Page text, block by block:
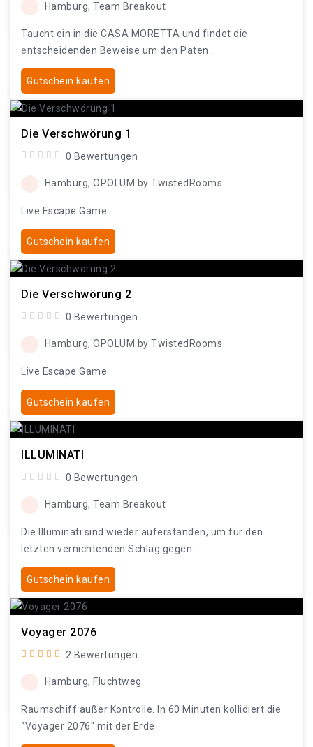
Hamburg, Team Breakout
Taucht ein in die CASA MORETTA und findet die
entscheidenden Beweise um den Paten…
Gutschein kaufen
Die Verschwörung 1
0 Bewertungen
Hamburg, OPOLUM by TwistedRooms
Live Escape Game
Gutschein kaufen
Die Verschwörung 2
0 Bewertungen
Hamburg, OPOLUM by TwistedRooms
Live Escape Game
Gutschein kaufen
ILLUMINATI
0 Bewertungen
Hamburg, Team Breakout
Die Illuminati sind wieder auferstanden, um für den
letzten vernichtenden Schlag gegen…
Gutschein kaufen
Voyager 2076
2 Bewertungen
Hamburg, Fluchtweg
Raumschiff außer Kontrolle. In 60 Minuten kollidiert die
“Voyager 2076" mit der Erde.